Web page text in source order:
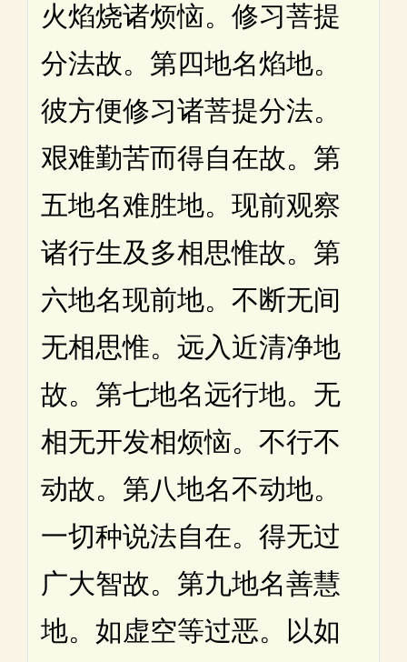
火焰烧诸烦恼。修习菩提
分法故。第四地名焰地。
彼方便修习诸菩提分法。
艰难勤苦而得自在故。第
五地名难胜地。现前观察
诸行生及多相思惟故。第
六地名现前地。不断无间
无相思惟。远入近清净地
故。第七地名远行地。无
相无开发相烦恼。不行不
动故。第八地名不动地。
一切种说法自在。得无过
广大智故。第九地名善慧
地。如虚空等过恶。以如